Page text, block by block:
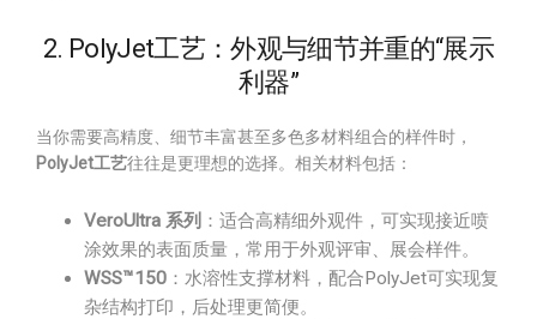
2. PolyJet工艺：外观与细节并重的“展示
利器”
当你需要高精度、细节丰富甚至多色多材料组合的样件时，
PolyJet工艺往往是更理想的选择。相关材料包括：
VeroUltra 系列 ：适合高精细外观件，可实现接近喷
涂效果的表面质量，常用于外观评审、展会样件。
WSS™150 ：水溶性支撑材料，配合PolyJet可实现复
杂结构打印，后处理更简便。